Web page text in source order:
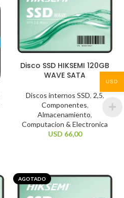
Disco SSD HIKSEMI 120GB
WAVE SATA
Discos internos SSD, 2,5,
Componentes,
Almacenamiento,
Computacion & Electronica
USD 66,00
AGOTADO
USD